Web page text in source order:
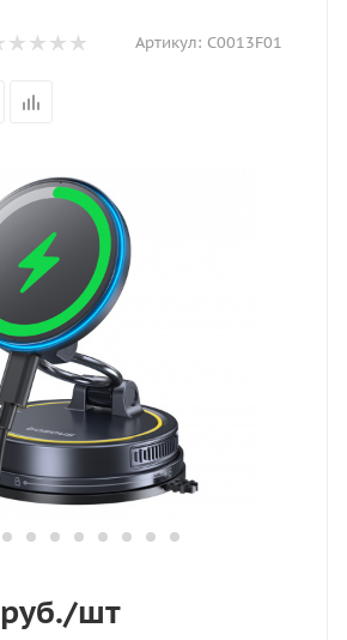
Артикул: C0013F01
руб./шт